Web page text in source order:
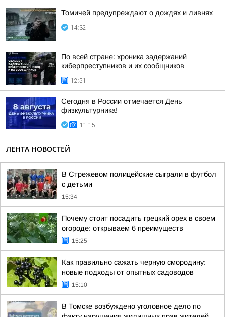
Томичей предупреждают о дождях и ливнях
14:32
По всей стране: хроника задержаний
киберпреступников и их сообщников
12:51
Сегодня в России отмечается День
физкультурника!
11:15
ЛЕНТА НОВОСТЕЙ
В Стрежевом полицейские сыграли в футбол
с детьми
15:34
Почему стоит посадить грецкий орех в своем
огороде: открываем 6 преимуществ
15:25
Как правильно сажать черную смородину:
новые подходы от опытных садоводов
15:10
В Томске возбуждено уголовное дело по